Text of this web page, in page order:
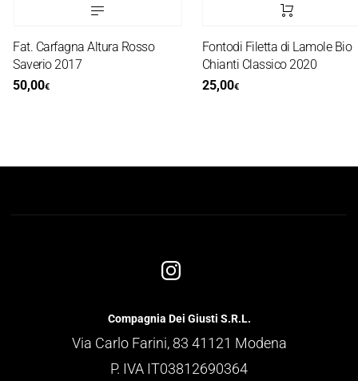
Fat. Carfagna Altura Rosso
Saverio 2017
50,00€
Fontodi Filetta di Lamole Bio
Chianti Classico 2020
25,00€
Compagnia Dei Giusti S.R.L.
Via Carlo Farini, 83 41121 Modena
P. IVA IT03812690364